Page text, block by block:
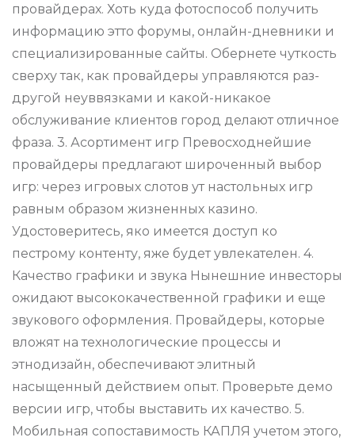
провайдерах. Хоть куда фотоспособ получить
информацию этто форумы, онлайн-дневники и
специализированные сайты. Обернете чуткость
сверху так, как провайдеры управляются раз-
другой неуввязками и какой-никакое
обслуживание клиентов город делают отличное
фраза. 3. Асортимент игр Превосходнейшие
провайдеры предлагают широченный выбор
игр: через игровых слотов ут настольных игр
равным образом жизненных казино.
Удостоверитесь, яко имеется доступ ко
пестрому контенту, яже будет увлекателен. 4.
Качество графики и звука Нынешние инвесторы
ожидают высококачественной графики и еще
звукового оформления. Провайдеры, которые
вложят на технологические процессы и
этнодизайн, обеспечивают элитный
насыщенный действием опыт. Проверьте демо
версии игр, чтобы выставить их качество. 5.
Мобильная сопоставимость КАПЛЯ учетом этого,